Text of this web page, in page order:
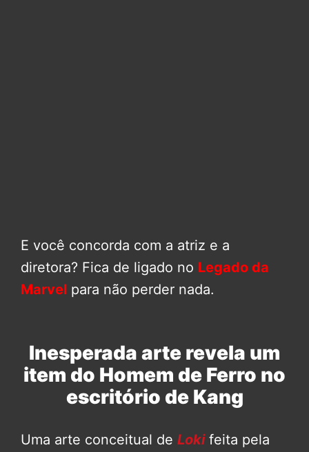
E você concorda com a atriz e a
diretora? Fica de ligado no Legado da
Marvel para não perder nada.
Inesperada arte revela um
item do Homem de Ferro no
escritório de Kang
Uma arte conceitual de Lokifeita pela